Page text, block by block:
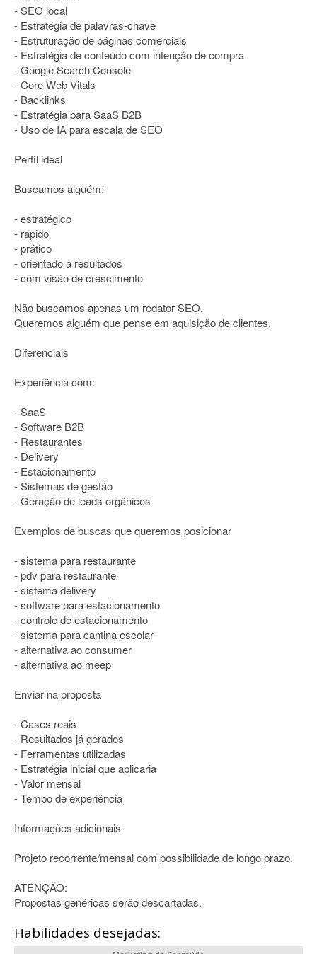
- SEO local
- Estratégia de palavras-chave
- Estruturação de páginas comerciais
- Estratégia de conteúdo com intenção de compra
- Google Search Console
- Core Web Vitals
- Backlinks
- Estratégia para SaaS B2B
- Uso de IA para escala de SEO
Perfil ideal
Buscamos alguém:
- estratégico
- rápido
- prático
- orientado a resultados
- com visão de crescimento
Não buscamos apenas um redator SEO.
Queremos alguém que pense em aquisição de clientes.
Diferenciais
Experiência com:
- SaaS
- Software B2B
- Restaurantes
- Delivery
- Estacionamento
- Sistemas de gestão
- Geração de leads orgânicos
Exemplos de buscas que queremos posicionar
- sistema para restaurante
- pdv para restaurante
- sistema delivery
- software para estacionamento
- controle de estacionamento
- sistema para cantina escolar
- alternativa ao consumer
- alternativa ao meep
Enviar na proposta
- Cases reais
- Resultados já gerados
- Ferramentas utilizadas
- Estratégia inicial que aplicaria
- Valor mensal
- Tempo de experiência
Informações adicionais
Projeto recorrente/mensal com possibilidade de longo prazo.
ATENÇÃO:
Propostas genéricas serão descartadas.
Habilidades desejadas: